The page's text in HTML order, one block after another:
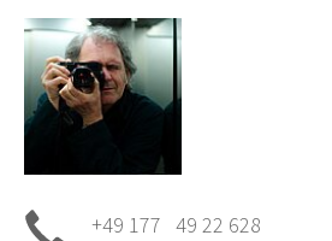
+49 177 49 22 628